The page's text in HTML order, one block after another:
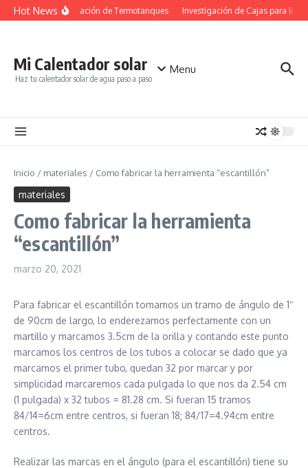
Saltar al contenido
Hot NewsInvestigación de Termotanques Investigación de Cajas para los
Mi Calentador solar
Haz tu calentador solar de agua paso a paso
Menu
Inicio / materiales / Como fabricar la herramienta “escantillón”
materiales
Como fabricar la herramienta
“escantillón”
marzo 20, 2021
Para fabricar el escantillón tomamos un tramo de ángulo de 1″
de 90cm de largo, lo enderezamos perfectamente con un
martillo y marcamos 3.5cm de la orilla y contando este punto
marcamos los centros de los tubos a colocar se dado que ya
marcamos el primer tubo, quedan 32 por marcar y por
simplicidad marcaremos cada pulgada lo que nos da 2.54 cm
(1 pulgada) x 32 tubos = 81.28 cm. Si fueran 15 tramos
84/14=6cm entre centros, si fueran 18; 84/17=4.94cm entre
centros.
Realizar las marcas en el ángulo (para el escantillón) tiene su